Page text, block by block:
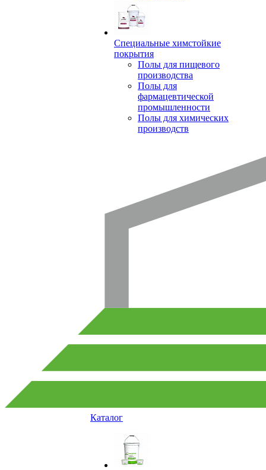
Специальные химстойкие
покрытия
Полы для пищевого
производства
Полы для
фармацевтической
промышленности
Полы для химических
производств
Каталог